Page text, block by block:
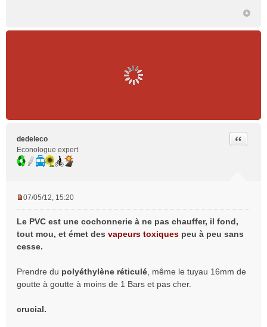
dedeleco
Econologue expert
Citer
s
s
a
e
l
07/05/12, 15:20
Le PVC est une cochonnerie à ne pas chauffer, il fond,
tout mou, et émet des vapeurs toxiques peu à peu sans
cesse.
Prendre du polyéthylène réticulé , même le tuyau 16mm de
goutte à goutte à moins de 1 Bars et pas cher.
crucial.